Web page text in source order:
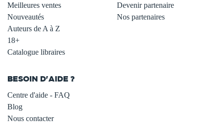
Meilleures ventes
Nouveautés
Auteurs de A à Z
18+
Catalogue libraires
Devenir partenaire
Nos partenaires
BESOIN D'AIDE ?
Centre d'aide - FAQ
Blog
Nous contacter